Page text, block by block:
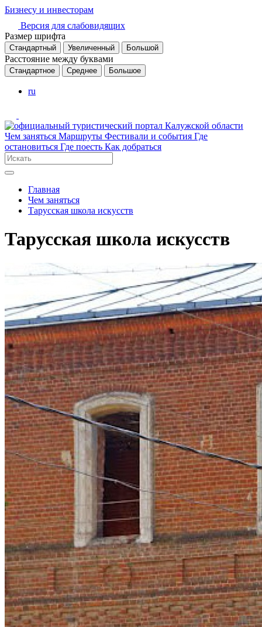
Бизнесу и инвесторам
Версия для слабовидящих
Размер шрифта
Стандартный Увеличенный Большой
Расстояние между буквами
Стандартное Среднее Большое
ru
Чем заняться Маршруты Фестивали и события Где
остановиться Где поесть Как добраться
Главная
Чем заняться
Тарусская школа искусств
Тарусская школа искусств